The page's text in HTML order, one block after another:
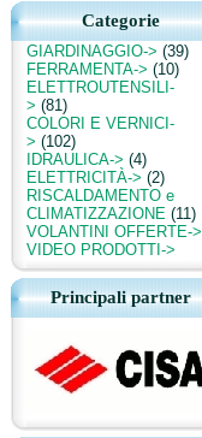
Categorie
GIARDINAGGIO-> (39)
FERRAMENTA-> (10)
ELETTROUTENSILI-
> (81)
COLORI E VERNICI-
> (102)
IDRAULICA-> (4)
ELETTRICITÀ-> (2)
RISCALDAMENTO e
CLIMATIZZAZIONE (11)
VOLANTINI OFFERTE->
VIDEO PRODOTTI->
Principali partner